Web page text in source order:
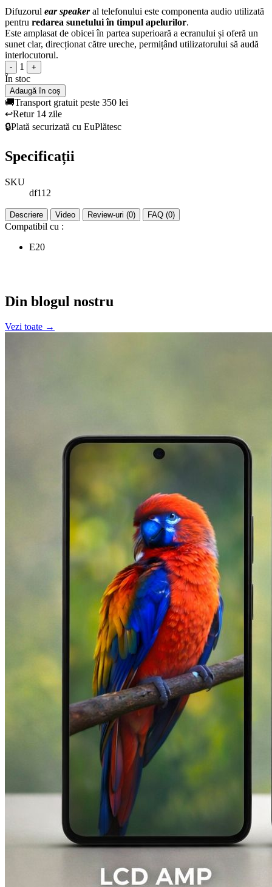
Difuzorul ear speakeral telefonului este componenta audio utilizată
pentru redarea sunetului în timpul apelurilor.
Este amplasat de obicei în partea superioară a ecranului și oferă un
sunet clar, direcționat către ureche, permițând utilizatorului să audă
interlocutorul.
- 1 +
În stoc
Adaugă în coș
🚚Transport gratuit peste 350 lei
↩️Retur 14 zile
🔒Plată securizată cu EuPlătesc
Specificații
SKU
df112
Descriere Video Review-uri (0) FAQ (0)
Compatibil cu :
E20
Din blogul nostru
Vezi toate →